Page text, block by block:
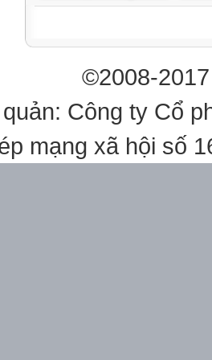
©2008-
Công ty Cổ
mạng xã hội số